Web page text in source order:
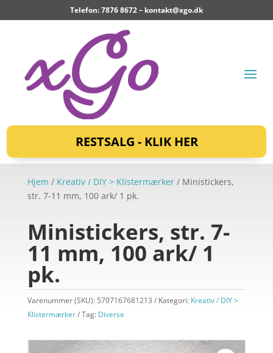
Telefon: 7876 8672 – kontakt@xgo.dk
RESTSALG - KLIK HER
Hjem / Kreativ / DIY > Klistermærker/ Ministickers,
str. 7-11 mm, 100 ark/ 1 pk.
Ministickers, str. 7-
11 mm, 100 ark/ 1
pk.
Varenummer (SKU): 5707167681213 Kategori: Kreativ / DIY >
Klistermærker
Tag: Diverse